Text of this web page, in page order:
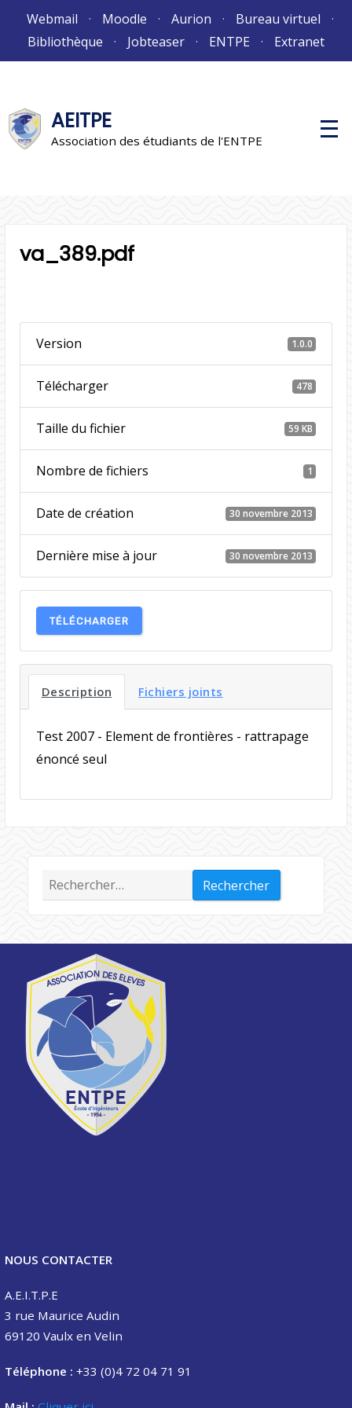
Webmail Moodle Aurion
Bureau virtuel
Bibliothèque
Jobteaser ENTPE Extranet
AEITPE
Association des étudiants de l'ENTPE
M
e
va_389.pdf
Version 1.0.0
Télécharger 478
Taille du fichier 59 KB
Nombre de fichiers 1
Date de création 30 novembre 2013
Dernière mise à jour 30 novembre 2013
TÉLÉCHARGER
Description Fichiers joints
Test 2007 - Element de frontières - rattrapage
énoncé seul
Rechercher :
NOUS CONTACTER
A.E.I.T.P.E
3 rue Maurice Audin
69120 Vaulx en Velin
Téléphone : +33 (0)4 72 04 71 91